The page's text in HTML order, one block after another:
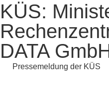
KÜS:
DATA
Pressemeldung der KÜS